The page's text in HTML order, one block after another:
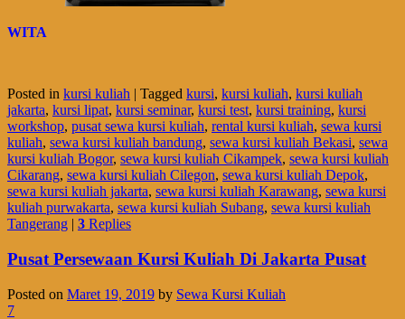
WITA
Posted in kursi kuliah | Tagged kursi, kursi kuliah, kursi kuliah
jakarta, kursi lipat, kursi seminar, kursi test, kursi training, kursi
workshop, pusat sewa kursi kuliah, rental kursi kuliah, sewa kursi
kuliah, sewa kursi kuliah bandung, sewa kursi kuliah Bekasi, sewa
kursi kuliah Bogor, sewa kursi kuliah Cikampek, sewa kursi kuliah
Cikarang, sewa kursi kuliah Cilegon, sewa kursi kuliah Depok,
sewa kursi kuliah jakarta, sewa kursi kuliah Karawang, sewa kursi
kuliah purwakarta, sewa kursi kuliah Subang, sewa kursi kuliah
Tangerang | 3 Replies
Pusat Persewaan Kursi Kuliah Di Jakarta Pusat
Posted on Maret 19, 2019 by Sewa Kursi Kuliah
7